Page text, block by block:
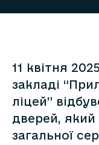
11 квітня
закладі
ліцей”
дверей, який
загальної